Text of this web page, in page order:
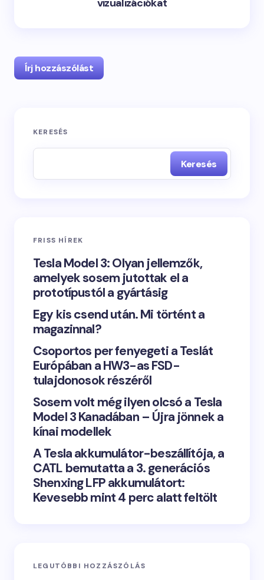
vizualizációkat
Írj hozzászólást
KERESÉS
Keresés
FRISS HÍREK
Tesla Model 3: Olyan jellemzők,
amelyek sosem jutottak el a
prototípustól a gyártásig
Egy kis csend után. Mi történt a
magazinnal?
Csoportos per fenyegeti a Teslát
Európában a HW3-as FSD-
tulajdonosok részéről
Sosem volt még ilyen olcsó a Tesla
Model 3 Kanadában – Újra jönnek a
kínai modellek
A Tesla akkumulátor-beszállítója, a
CATL bemutatta a 3. generációs
Shenxing LFP akkumulátort:
Kevesebb mint 4 perc alatt feltölt
LEGUTÓBBI HOZZÁSZÓLÁS